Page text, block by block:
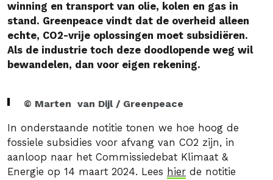
winning en transport van olie, kolen en gas in
stand. Greenpeace vindt dat de overheid alleen
echte, CO2-vrije oplossingen moet subsidiëren.
Als de industrie toch deze doodlopende weg wil
bewandelen, dan voor eigen rekening.
© Marten van Dijl / Greenpeace
In onderstaande notitie tonen we hoe hoog de
fossiele subsidies voor afvang van CO2 zijn, in
aanloop naar het Commissiedebat Klimaat &
Energie op 14 maart 2024. Lees hier de notitie